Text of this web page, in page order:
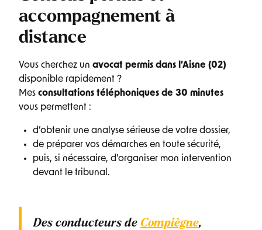
accompagnement à
distance
Vous cherchez un avocat permis dans l’Aisne (02)
disponible rapidement ?
Mes consultations téléphoniques de 30 minutes
vous permettent :
d’obtenir une analyse sérieuse de votre dossier,
de préparer vos démarches en toute sécurité,
puis, si nécessaire, d’organiser mon intervention
devant le tribunal.
Des conducteurs de Compiègne,